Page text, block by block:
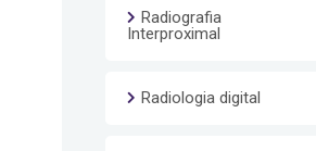
Radiografia
Interproximal
Radiologia digital